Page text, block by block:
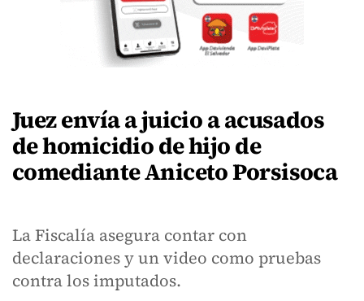
Juez envía a juicio a acusados
de homicidio de hijo de
comediante Aniceto Porsisoca
La Fiscalía asegura contar con
declaraciones y un video como pruebas
contra los imputados.